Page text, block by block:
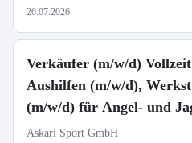
26.07.2026
Verkäufer (m/w/d)
Aushilfen (m/w/d),
(m/w/d) für Angel- und
Askari Sport GmbH